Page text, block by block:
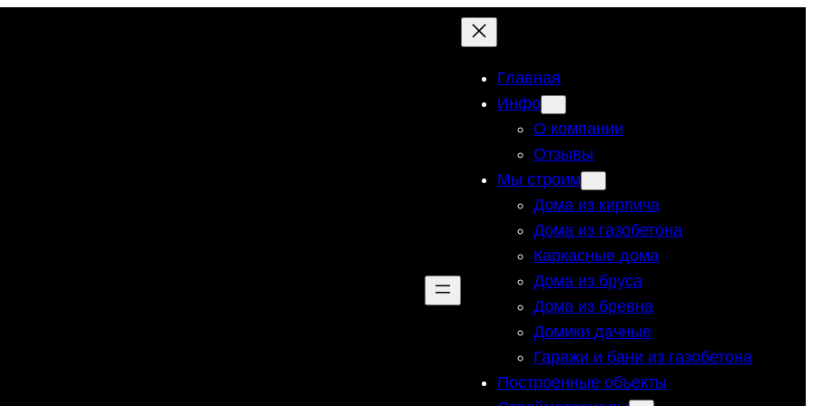
Главная
Инфо
О компании
Отзывы
Мы строим
Дома из кирпича
Дома из газобетона
Каркасные дома
Дома из бруса
Дома из бревна
Домики дачные
Гаражи и бани из газобетона
Построенные объекты